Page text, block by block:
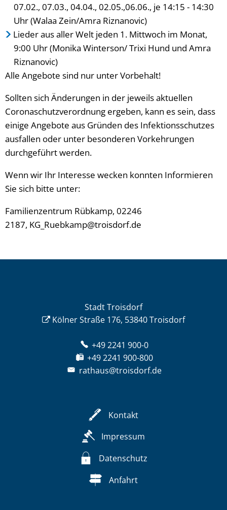
07.02., 07.03., 04.04., 02.05.,06.06., je 14:15 - 14:30
Uhr (Walaa Zein/Amra Riznanovic)
Lieder aus aller Welt jeden 1. Mittwoch im Monat,
9:00 Uhr (Monika Winterson/ Trixi Hund und Amra
Riznanovic)
Alle Angebote sind nur unter Vorbehalt!
Sollten sich Änderungen in der jeweils aktuellen
Coronaschutzverordnung ergeben, kann es sein, dass
einige Angebote aus Gründen des Infektionsschutzes
ausfallen oder unter besonderen Vorkehrungen
durchgeführt werden.
Wenn wir Ihr Interesse wecken konnten Informieren
Sie sich bitte unter:
Familienzentrum Rübkamp, 02246
2187, KG_Ruebkamp@troisdorf.de
Stadt Troisdorf
Kölner Straße 176, 53840 Troisdorf
+49 2241 900-0
+49 2241 900-800
rathaus@troisdorf.de
Kontakt
Impressum
Datenschutz
Anfahrt